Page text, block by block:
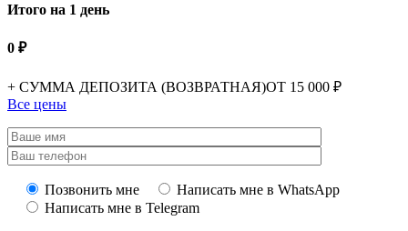
Итого на 1 день
0 ₽
+ СУММА ДЕПОЗИТА (ВОЗВРАТНАЯ)ОТ 15 000 ₽
Все цены
Позвонить мне
Написать мне в WhatsApp
Написать мне в Telegram